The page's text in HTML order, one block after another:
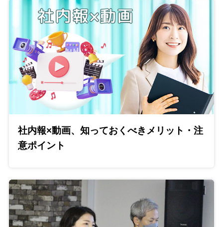
社内報×動画、知っておくべきメリット・注
意ポイント